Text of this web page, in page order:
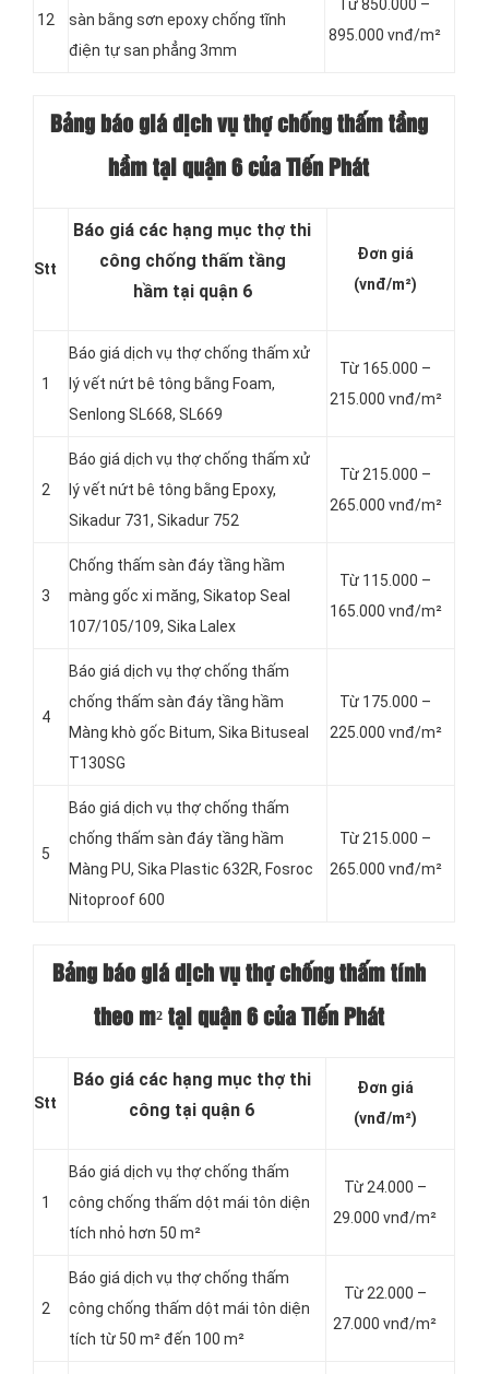
12
sàn bằng sơn epoxy chống tĩnh
điện tự san phẳng 3mm
Từ 850.000 –
895.000 vnđ/m²
Bảng báo giá dịch vụ thợ chống thấm tầng
hầm tại quận 6 của Tiến Phát
Stt
Báo giá các hạng mục thợ thi
công chống thấm tầng
hầm tại quận 6
Đơn giá
(vnđ/m²)
1
Báo giá dịch vụ thợ chống thấm xử
lý vết nứt bê tông bằng Foam,
Senlong SL668, SL669
Từ 165.000 –
215.000 vnđ/m²
2
Báo giá dịch vụ thợ chống thấm xử
lý vết nứt bê tông bằng Epoxy,
Sikadur 731, Sikadur 752
Từ 215.000 –
265.000 vnđ/m²
3
Chống thấm sàn đáy tầng hầm
màng gốc xi măng, Sikatop Seal
107/105/109, Sika Lalex
Từ 115.000 –
165.000 vnđ/m²
4
Báo giá dịch vụ thợ chống thấm
chống thấm sàn đáy tầng hầm
Màng khò gốc Bitum, Sika Bituseal
T130SG
Từ 175.000 –
225.000 vnđ/m²
5
Báo giá dịch vụ thợ chống thấm
chống thấm sàn đáy tầng hầm
Màng PU, Sika Plastic 632R, Fosroc
Nitoproof 600
Từ 215.000 –
265.000 vnđ/m²
Bảng báo giá dịch vụ thợ chống thấm tính
theo m² tại quận 6 của Tiến Phát
Stt
Báo giá các hạng mục thợ thi
công tại quận 6
Đơn giá
(vnđ/m²)
1
Báo giá dịch vụ thợ chống thấm
công chống thấm dột mái tôn diện
tích nhỏ hơn 50 m²
Từ 24.000 –
29.000 vnđ/m²
2
Báo giá dịch vụ thợ chống thấm
công chống thấm dột mái tôn diện
tích từ 50 m² đến 100 m²
Từ 22.000 –
27.000 vnđ/m²